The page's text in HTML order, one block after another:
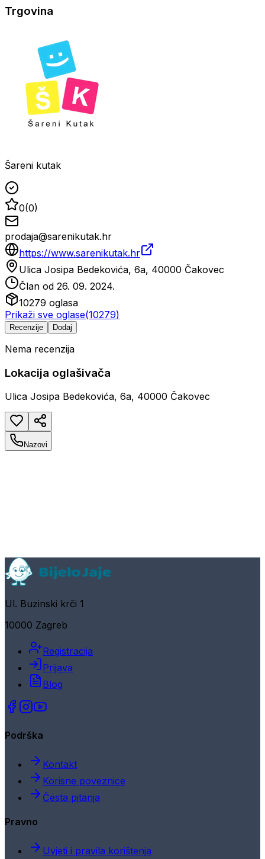
Trgovina
Šareni kutak
0(0)
prodaja@sarenikutak.hr
https://www.sarenikutak.hr
Ulica Josipa Bedekovića, 6a, 40000 Čakovec
Član od 26. 09. 2024.
10279 oglasa
Prikaži sve oglase(10279)
Recenzije Dodaj
Nema recenzija
Lokacija oglašivača
Ulica Josipa Bedekovića, 6a, 40000 Čakovec
Nazovi
Ul. Buzinski krči 1
10000 Zagreb
Registracija
Prijava
Blog
Podrška
Kontakt
Korisne poveznice
Česta pitanja
Pravno
Uvjeti i pravila korištenja